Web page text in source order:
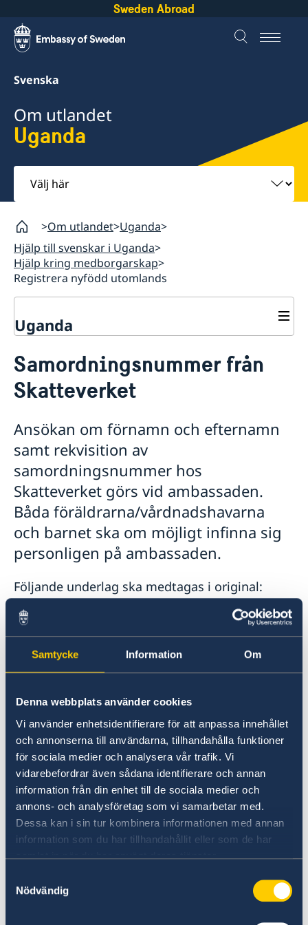
Samtycke Information Om
Denna webbplats använder cookies
Vi använder enhetsidentifierare för att anpassa innehållet
och annonserna till användarna, tillhandahålla funktioner
för sociala medier och analysera vår trafik. Vi
vidarebefordrar även sådana identifierare och annan
information från din enhet till de sociala medier och
annons- och analysföretag som vi samarbetar med.
Dessa kan i sin tur kombinera informationen med annan
information som du har tillhandahållit eller som de har
samlat in när du har använt deras tjänster.
Nödvändig
Sweden Abroad
Svenska
Om utlandet
Uganda
Välj
här
Om utlandet Uganda
Hjälp till svenskar i Uganda
Hjälp kring medborgarskap
Registrera nyfödd utomlands
Uganda
Hjälp till svenskar i Uganda
Rösta i Uganda
Ansökan om pass vid ambassaden i Kampala
Samordningsnummer
Boka tid för samordningsnummer
Bekräftelse
Avgifter
Hjälp kring medborgarskap
Anmälan om namn
Registrera nyfödd utomlands
Dubbelt medborgarskap
Arv i internationella situationer
Reseinformation
Ambassadens reseinformation
Aktuella händelser
Allmänna säkerhetsläget
Terrorism
Naturförhållanden och katastrofer
Hälso- och sjukvård
Lokala lagar och sedvänjor
Trafiksäkerhet
Försäkringsskydd
Övriga upplysningar
Utvecklingssamarbete
Ett urval av ambassadens projekt i Uganda
Anmäl korruption
Ekonomisk tillväxt och produktiv sysselsättning
Demokrati/Mänskliga rättigheter
Hälsa
Service för svenska företag
Anmäla handelshinder
Svenska företag i utlandet
Handel med utlandet
Samordningsnummer från
Skatteverket
Ansökan om förnamn och efternamn
samt rekvisition av
samordningsnummer hos
Skatteverket görs vid ambassaden.
Båda föräldrarna/vårdnadshavarna
och barnet ska om möjligt infinna sig
personligen på ambassaden.
Följande underlag ska medtagas i original:
Pass/ID för mamman och pappan
Utskrivningsformulär (discharge form) från
sjukhuset.
Vigselbevis (traditionell vigsel godtages
ej). Vigseln ska vara registrerad hos URSB.
Om föräldrarna inte är gifta krävs ett
domstolsbeslut som fastställer
faderskapet (ej vårdnaden) om det är
pappan som är svensk.